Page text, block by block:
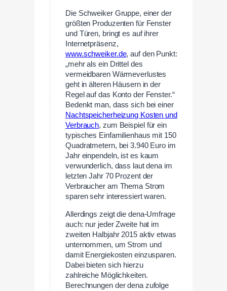
Die Schweiker Gruppe, einer der
größten Produzenten für Fenster
und Türen, bringt es auf ihrer
Internetpräsenz,
www.schweiker.de, auf den Punkt:
„mehr als ein Drittel des
vermeidbaren Wärmeverlustes
geht in älteren Häusern in der
Regel auf das Konto der Fenster.“
Bedenkt man, dass sich bei einer
Nachtspeicherheizung Kosten und
Verbrauch, zum Beispiel für ein
typisches Einfamilienhaus mit 150
Quadratmetern, bei 3.940 Euro im
Jahr einpendeln, ist es kaum
verwunderlich, dass laut dena im
letzten Jahr 70 Prozent der
Verbraucher am Thema Strom
sparen sehr interessiert waren.
Allerdings zeigt die dena-Umfrage
auch: nur jeder Zweite hat im
zweiten Halbjahr 2015 aktiv etwas
unternommen, um Strom und
damit Energiekosten einzusparen.
Dabei bieten sich hierzu
zahlreiche Möglichkeiten.
Berechnungen der dena zufolge